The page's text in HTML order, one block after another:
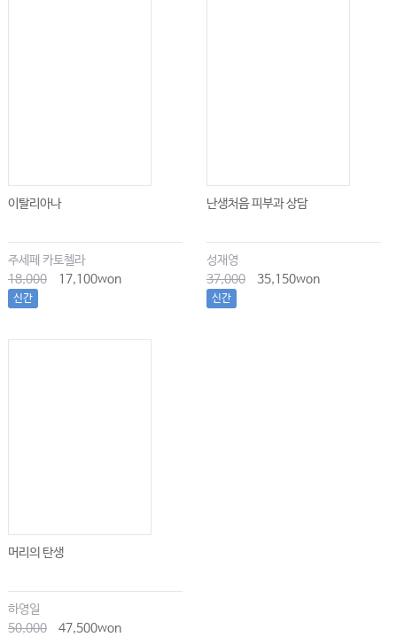
이탈리아나
주세페 카토첼라
18,000
17,100won
신간
난생처음 피부과 상담
성재영
37,000
35,150won
신간
머리의 탄생
하영일
50,000
47,500won